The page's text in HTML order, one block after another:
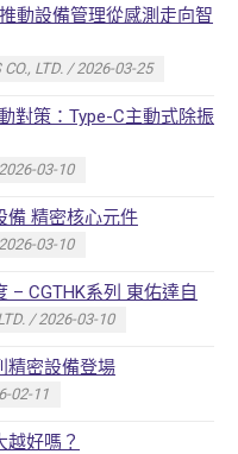
動設備管理從感測走向智
LTD. / 2026-03-25
對策：Type-C主動式除振
03-10
備 精密核心元件
03-10
– CGTHK系列 東佑達自
/ 2026-03-10
精密設備登場
02-11
好嗎？